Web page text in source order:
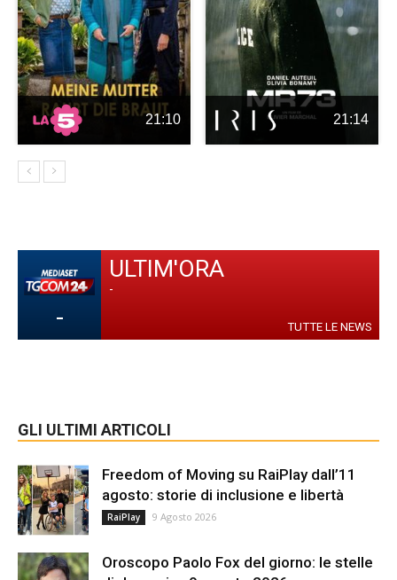
21:10 21:14
-
ULTIM'ORA
-
TUTTE LE NEWS
GLI ULTIMI ARTICOLI
Freedom of Moving su RaiPlay dall’11
agosto: storie di inclusione e libertà
RaiPlay 9 Agosto 2026
Oroscopo Paolo Fox del giorno: le stelle